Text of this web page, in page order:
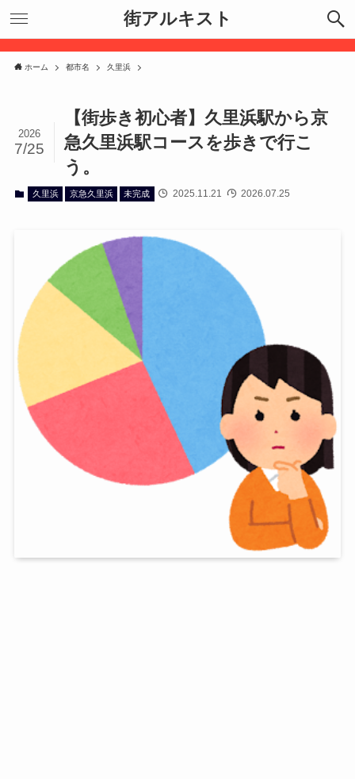
街アルキスト
ホーム 都市名 久里浜
【街歩き初心者】久里浜駅から京
急久里浜駅コースを歩きで行こ
う。
2026
7/25
久里浜 京急久里浜 未完成 2025.11.21 2026.07.25